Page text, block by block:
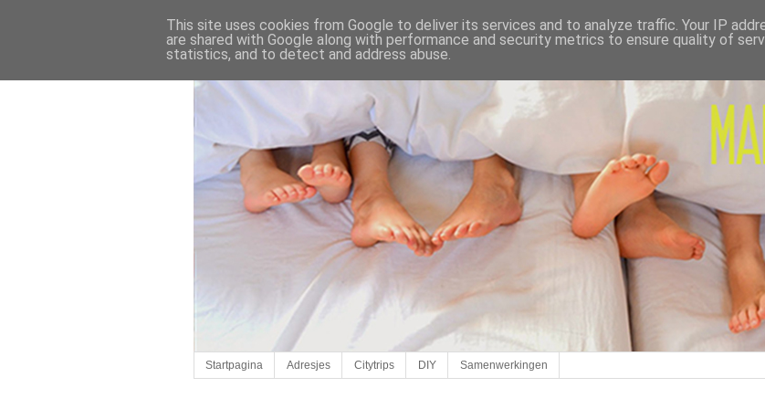
Startpagina Adresjes Citytrips DIY Samenwerkingen
This site uses cookies from Google to deliver its services and to analyze traffic. Your IP
are shared with Google along with performance and security metrics to ensure quality of
statistics, and to detect and address abuse.